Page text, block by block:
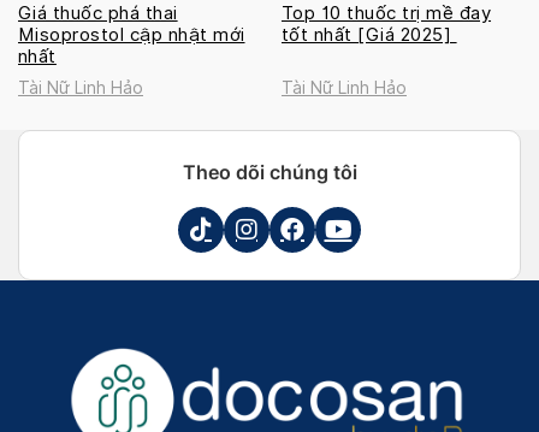
Giá thuốc phá thai
Misoprostol cập nhật mới
nhất
Tài Nữ Linh Hảo
Top 10 thuốc trị mề đay
tốt nhất [Giá 2025]
Tài Nữ Linh Hảo
Theo dõi chúng tôi